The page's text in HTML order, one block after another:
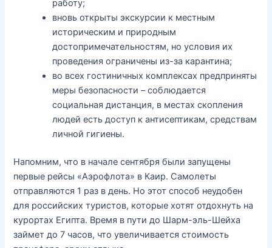
работу;
вновь открыты экскурсии к местным
историческим и природным
достопримечательностям, но условия их
проведения ограничены из-за карантина;
во всех гостиничных комплексах предприняты
меры безопасности – соблюдается
социальная дистанция, в местах скопления
людей есть доступ к антисептикам, средствам
личной гигиены.
Напомним, что в начале сентября были запущены
первые рейсы «Аэрофлота» в Каир. Самолеты
отправляются 1 раз в день. Но этот способ неудобен
для российских туристов, которые хотят отдохнуть на
курортах Египта. Время в пути до Шарм-эль-Шейха
займет до 7 часов, что увеличивается стоимость